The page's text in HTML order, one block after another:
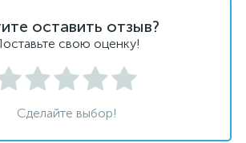
оставить отзыв?
свою оценку!
Сделайте выбор!